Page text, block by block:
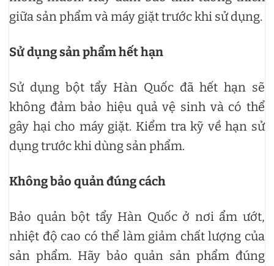
giữa sản phẩm và máy giặt trước khi sử dụng.
Sử dụng sản phẩm hết hạn
Sử dụng bột tẩy Hàn Quốc đã hết hạn sẽ
không đảm bảo hiệu quả vệ sinh và có thể
gây hại cho máy giặt. Kiểm tra kỹ về hạn sử
dụng trước khi dùng sản phẩm.
Không bảo quản đúng cách
Bảo quản bột tẩy Hàn Quốc ở nơi ẩm ướt,
nhiệt độ cao có thể làm giảm chất lượng của
sản phẩm. Hãy bảo quản sản phẩm đúng